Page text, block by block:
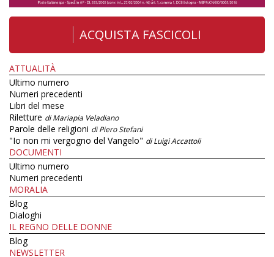
ACQUISTA FASCICOLI
ATTUALITÀ
Ultimo numero
Numeri precedenti
Libri del mese
Riletture di Mariapia Veladiano
Parole delle religioni di Piero Stefani
"Io non mi vergogno del Vangelo" di Luigi Accattoli
DOCUMENTI
Ultimo numero
Numeri precedenti
MORALIA
Blog
Dialoghi
IL REGNO DELLE DONNE
Blog
NEWSLETTER